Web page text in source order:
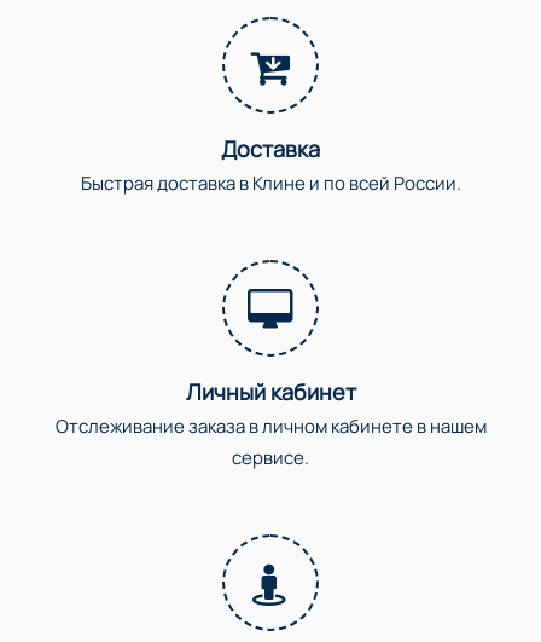
Доставка
Быстрая доставка в Клине и по всей России.
Личный кабинет
Отслеживание заказа в личном кабинете в нашем
сервисе.